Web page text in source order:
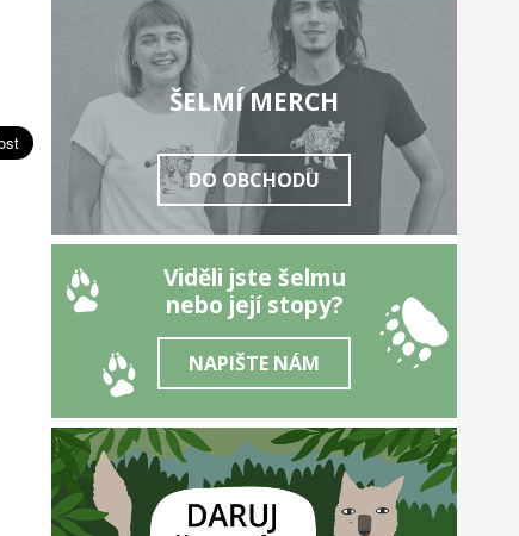
ŠELMÍ MERCH
DO OBCHODU
Viděli jste šelmu
nebo její stopy?
NAPIŠTE NÁM